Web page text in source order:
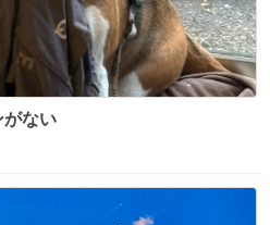
がない